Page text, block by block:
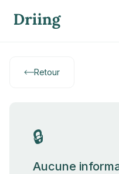
Retour
🔒
Aucune